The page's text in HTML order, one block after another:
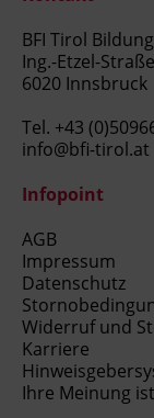
BFI Tirol
Ing.-Etzel-
6020 Innsbruck
Tel. +43
info@bfi-tirol.at
Infopoint
AGB
Impressum
Datenschutz
Widerruf und
Karriere
Ihre Meinung